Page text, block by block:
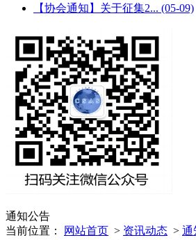
【协会通知】关于征集2... (05-09)
通知公告
当前位置：
网站首页 > 资讯动态 > 通